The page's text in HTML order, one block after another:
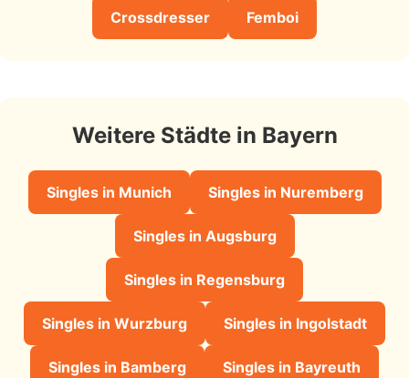
Crossdresser Femboi
Weitere Städte in Bayern
Singles in Munich Singles in Nuremberg
Singles in Augsburg
Singles in Regensburg
Singles in Wurzburg Singles in Ingolstadt
Singles in Bamberg Singles in Bayreuth